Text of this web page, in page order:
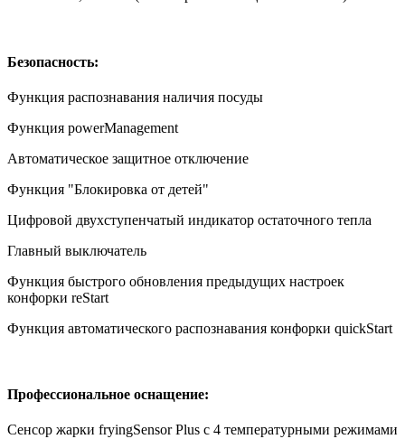
Безопасность:
Функция распознавания наличия посуды
Функция powerManagement
Автоматическое защитное отключение
Функция "Блокировка от детей"
Цифровой двухступенчатый индикатор остаточного тепла
Главный выключатель
Функция быстрого обновления предыдущих настроек
конфорки reStart
Функция автоматического распознавания конфорки quickStart
Профессиональное оснащение:
Сенсор жарки fryingSensor Plus с 4 температурными режимами